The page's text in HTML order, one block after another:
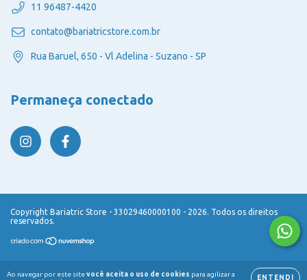
Ao navegar por este sitevocê aceita o uso de cookies para agilizar a
ENTENDI
11 96487-4420
contato@bariatricstore.com.br
Rua Baruel, 650 - Vl Adelina - Suzano - SP
Permaneça conectado
Copyright Bariatric Store - 33029460000100 - 2026. Todos os direitos
reservados.